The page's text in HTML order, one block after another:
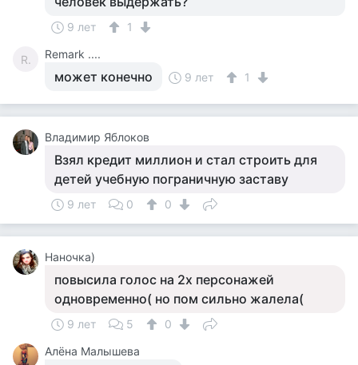
9 лет 1
R. Remark ....
может конечно 9 лет 1
Владимир Яблоков
Взял кредит миллион и стал строить для
детей учебную пограничную заставу
9 лет 0 0
Наночка)
повысила голос на 2х персонажей
одновременно( но пом сильно жалела(
9 лет 5
0
Алёна Малышева